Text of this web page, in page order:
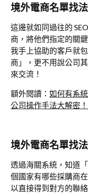
境外電商名單找
這邊就如同過往的
商，將他們指定的關
我手上協助的客戶就
商」，更不用說公司
來交流！
額外閱讀：如何有系
公司操作手法大解密！
境外電商名單找
透過海關系統，知道
個國家有哪些採購商
以直接得到對方的聯